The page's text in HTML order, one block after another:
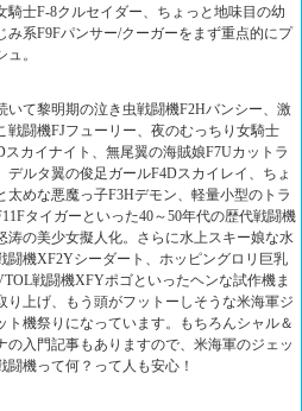
騎士F-8クルセイダー、ちょっと地味目の幼
み系F9Fパンサー/クーガーをまず重点的にプ
ュ。
いて黎明期の泣き虫戦闘機F2Hバンシー、激
戦闘機FJフューリー、夜のむっちり女騎士
スカイナイト、無尾翼の海賊娘F7Uカットラ
デルタ翼の俊足ガールF4Dスカイレイ、ちょ
太めな悪魔っ子F3Hデモン、軽量小型のトラ
タイガーといった40～50年代の歴代戦闘機
涛の美少女擬人化。さらに水上スキー娘な水
闘機XF2Yシーダート、ホッピングロリ巨乳
戦闘機XFYポゴといったヘンな試作機ま
り上げ、もう頭がフットーしそうな米海軍ジ
ト機祭りになっています。もちろんシャル＆
の入門記事もありますので、米海軍のジェッ
闘機って何？って人も安心！